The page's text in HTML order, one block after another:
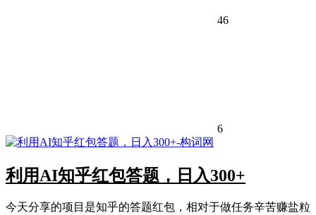
46
6
利用AI知乎红包答题，日入300+
今天分享的项目是知乎的答题红包，相对于做任务辛苦赚盐粒